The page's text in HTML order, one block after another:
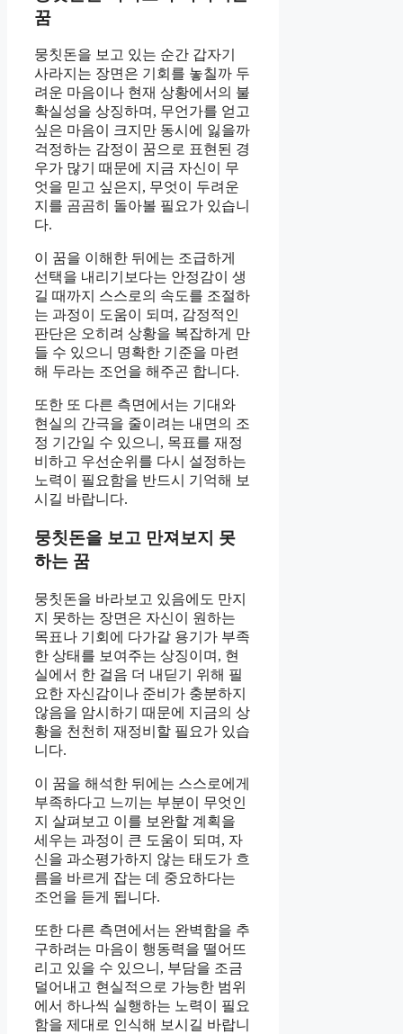
꿈
뭉칫돈을 보고 있는 순간 갑자기
사라지는 장면은 기회를 놓칠까 두
려운 마음이나 현재 상황에서의 불
확실성을 상징하며, 무언가를 얻고
싶은 마음이 크지만 동시에 잃을까
걱정하는 감정이 꿈으로 표현된 경
우가 많기 때문에 지금 자신이 무
엇을 믿고 싶은지, 무엇이 두려운
지를 곰곰히 돌아볼 필요가 있습니
다.
이 꿈을 이해한 뒤에는 조급하게
선택을 내리기보다는 안정감이 생
길 때까지 스스로의 속도를 조절하
는 과정이 도움이 되며, 감정적인
판단은 오히려 상황을 복잡하게 만
들 수 있으니 명확한 기준을 마련
해 두라는 조언을 해주곤 합니다.
또한 또 다른 측면에서는 기대와
현실의 간극을 줄이려는 내면의 조
정 기간일 수 있으니, 목표를 재정
비하고 우선순위를 다시 설정하는
노력이 필요함을 반드시 기억해 보
시길 바랍니다.
뭉칫돈을 보고 만져보지 못
하는 꿈
뭉칫돈을 바라보고 있음에도 만지
지 못하는 장면은 자신이 원하는
목표나 기회에 다가갈 용기가 부족
한 상태를 보여주는 상징이며, 현
실에서 한 걸음 더 내딛기 위해 필
요한 자신감이나 준비가 충분하지
않음을 암시하기 때문에 지금의 상
황을 천천히 재정비할 필요가 있습
니다.
이 꿈을 해석한 뒤에는 스스로에게
부족하다고 느끼는 부분이 무엇인
지 살펴보고 이를 보완할 계획을
세우는 과정이 큰 도움이 되며, 자
신을 과소평가하지 않는 태도가 흐
름을 바르게 잡는 데 중요하다는
조언을 듣게 됩니다.
또한 다른 측면에서는 완벽함을 추
구하려는 마음이 행동력을 떨어뜨
리고 있을 수 있으니, 부담을 조금
덜어내고 현실적으로 가능한 범위
에서 하나씩 실행하는 노력이 필요
함을 제대로 인식해 보시길 바랍니